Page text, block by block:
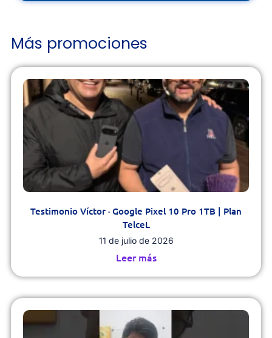
Más promociones
Testimonio Víctor · Google Pixel 10 Pro 1TB | Plan
TelceL
11 de julio de 2026
Leer más